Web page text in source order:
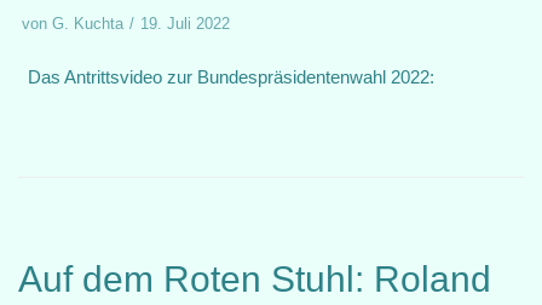
von G. Kuchta 19. Juli 2022
Das Antrittsvideo zur Bundespräsidentenwahl 2022:
Auf dem Roten Stuhl: Roland